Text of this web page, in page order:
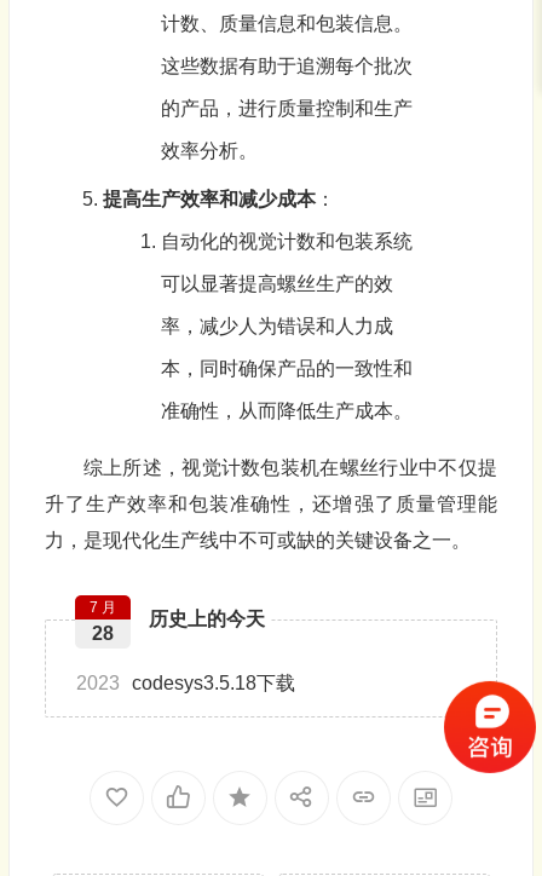
计数、质量信息和包装信息。
这些数据有助于追溯每个批次
的产品，进行质量控制和生产
效率分析。
提高生产效率和减少成本：
自动化的视觉计数和包装系统
可以显著提高螺丝生产的效
率，减少人为错误和人力成
本，同时确保产品的一致性和
准确性，从而降低生产成本。
综上所述，视觉计数包装机在螺丝行业中不仅提
升了生产效率和包装准确性，还增强了质量管理能
力，是现代化生产线中不可或缺的关键设备之一。
历史上的今天
7 月
28
2023 codesys3.5.18下载